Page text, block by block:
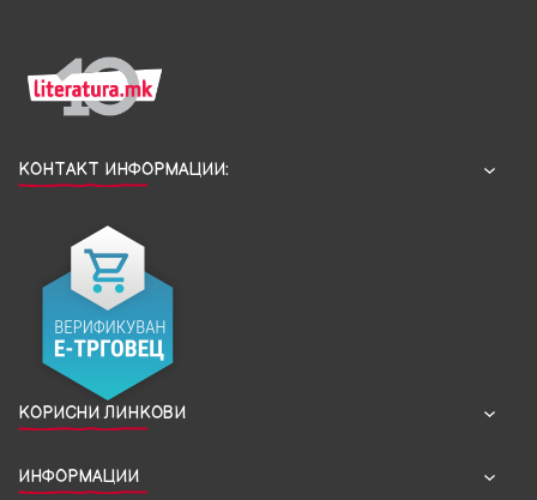
КОНТАКТ ИНФОРМАЦИИ:
КОРИСНИ ЛИНКОВИ
ИНФОРМАЦИИ